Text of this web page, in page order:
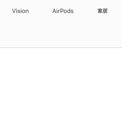
Vision AirPods 家居